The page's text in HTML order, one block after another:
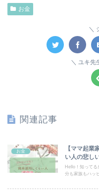
お金
ユキ先
関連記事
お金
【ママ起業
い人の悲し
⁡Hello！知って
分も家族もハッ